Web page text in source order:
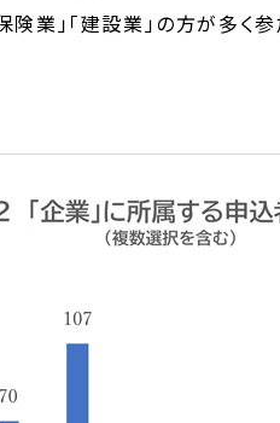
険業」「建設業」の方が多く